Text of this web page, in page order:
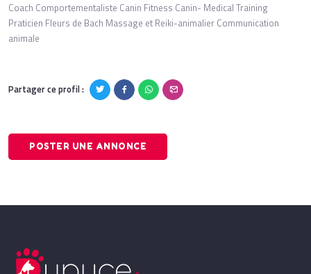
Coach Comportementaliste Canin Fitness Canin- Medical Training
Praticien Fleurs de Bach Massage et Reiki-animalier Communication
animale
Partager ce profil :
POSTER UNE ANNONCE